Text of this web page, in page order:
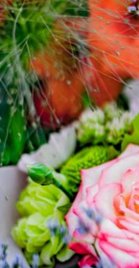
tt
er
e
ck
et